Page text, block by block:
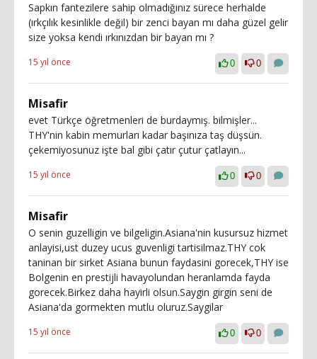
Sapkın fantezilere sahip olmadığınız sürece herhalde
(ırkçılık kesinlikle değil) bir zenci bayan mı daha güzel gelir
size yoksa kendi ırkınızdan bir bayan mı ?
15 yıl önce 0 0
Misafir
evet Türkçe öğretmenleri de burdaymış. bilmişler...
THY'nin kabin memurları kadar başınıza taş düşsün.
çekemiyosunuz işte bal gibi çatır çutur çatlayın...
15 yıl önce 0 0
Misafir
O senin guzelligin ve bilgeligin.Asiana'nin kusursuz hizmet
anlayisi,ust duzey ucus guvenligi tartisilmaz.THY cok
taninan bir sirket Asiana bunun faydasini gorecek,THY ise
Bolgenin en prestijli havayolundan heranlamda fayda
gorecek.Birkez daha hayirli olsun.Saygin girgin seni de
Asiana'da gormekten mutlu oluruz.Saygilar
15 yıl önce 0 0